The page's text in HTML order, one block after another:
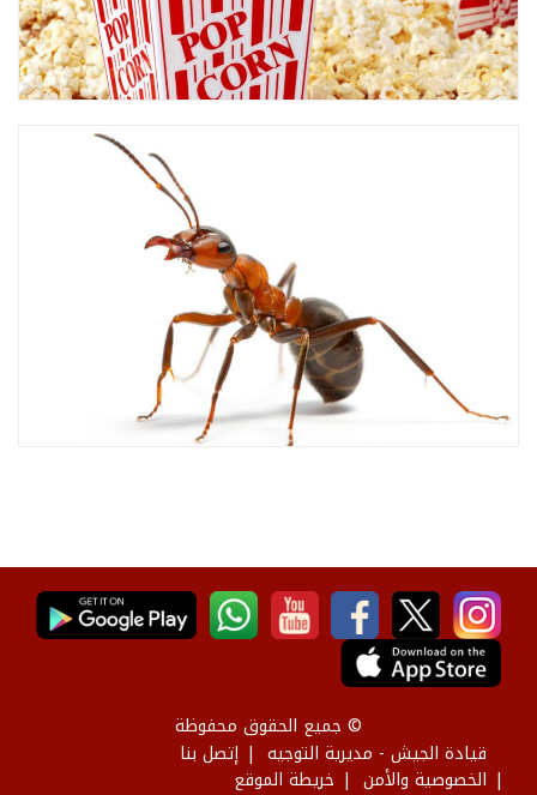
© جميع الحقوق محفوظة
قيادة الجيش - مديرية التوجيه
إتصل بنا
الخصوصية والأمن
خريطة الموقع